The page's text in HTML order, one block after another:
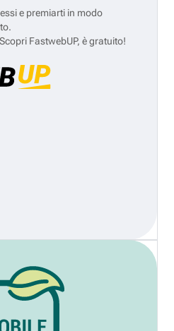
e premiarti in modo
FastwebUP, è gratuito!